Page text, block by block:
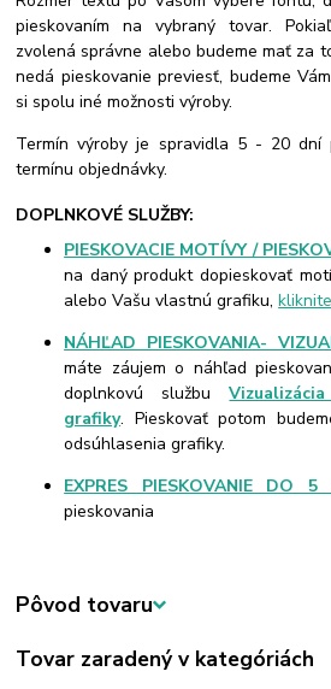
pieskovaním na vybraný tovar.
zvolená správne alebo budeme mať za
nedá pieskovanie previesť, budeme
si spolu iné možnosti výroby.
Termín výroby je spravidla 5 - 20 dní
termínu objednávky.
DOPLNKOVÉ SLUŽBY:
PIESKOVACIE MOTÍVY /
na daný produkt dopieskovať
alebo Vašu vlastnú grafiku,
NÁHĽAD PIESKOVANIA-
máte záujem o náhľad
doplnkovú službu
grafiky. Pieskovať potom
odsúhlasenia grafiky.
EXPRES PIESKOVANIE DO 5
pieskovania
Pôvod tovaru
Tovar zaradený v kategóriách